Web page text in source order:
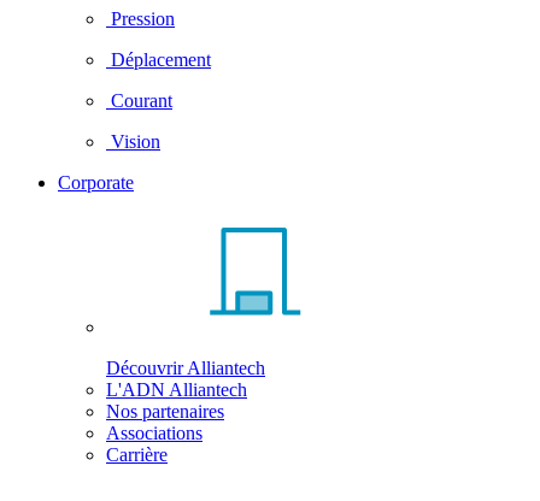
Pression
Déplacement
Courant
Vision
Corporate
Découvrir Alliantech
L'ADN Alliantech
Nos partenaires
Associations
Carrière